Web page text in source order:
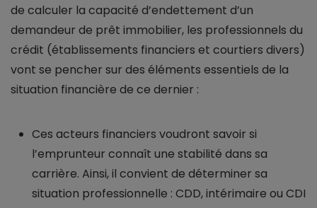
de calculer la capacité d’endettement d’un
demandeur de prêt immobilier, les professionnels du
crédit (établissements financiers et courtiers divers)
vont se pencher sur des éléments essentiels de la
situation financière de ce dernier :
Ces acteurs financiers voudront savoir si
l’emprunteur connaît une stabilité dans sa
carrière. Ainsi, il convient de déterminer sa
situation professionnelle : CDD, intérimaire ou CDI